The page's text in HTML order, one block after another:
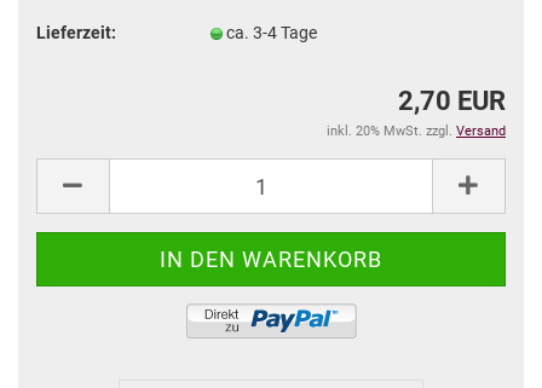
Lieferzeit: ca. 3-4 Tage
2,70 EUR
inkl. 20% MwSt. zzgl. Versand